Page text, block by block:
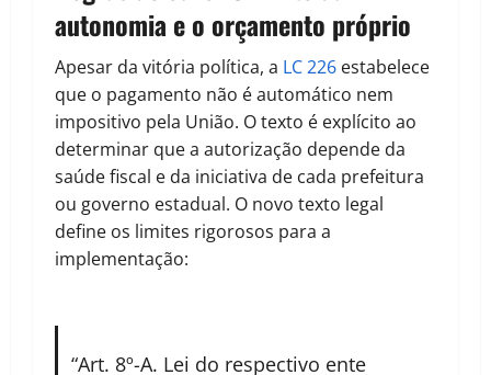
autonomia e o orçamento próprio
Apesar da vitória política, a LC 226 estabelece
que o pagamento não é automático nem
impositivo pela União. O texto é explícito ao
determinar que a autorização depende da
saúde fiscal e da iniciativa de cada prefeitura
ou governo estadual. O novo texto legal
define os limites rigorosos para a
implementação:
“Art. 8º-A. Lei do respectivo ente